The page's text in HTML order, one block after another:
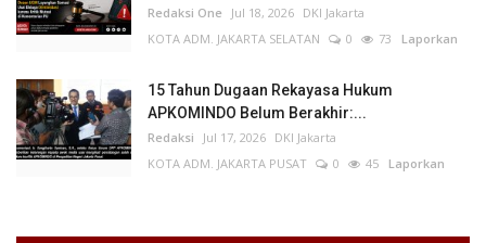
Redaksi One Jul 18, 2026 DKI Jakarta
KOTA ADM. JAKARTA SELATAN
0 73 Laporkan
15 Tahun Dugaan Rekayasa Hukum
APKOMINDO Belum Berakhir:...
Redaksi Jul 17, 2026 DKI Jakarta
KOTA ADM. JAKARTA PUSAT
0 45 Laporkan